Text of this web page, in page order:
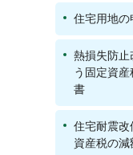
住宅用地の
熱損失防止
う固定資
書
住宅耐震改
資産税の